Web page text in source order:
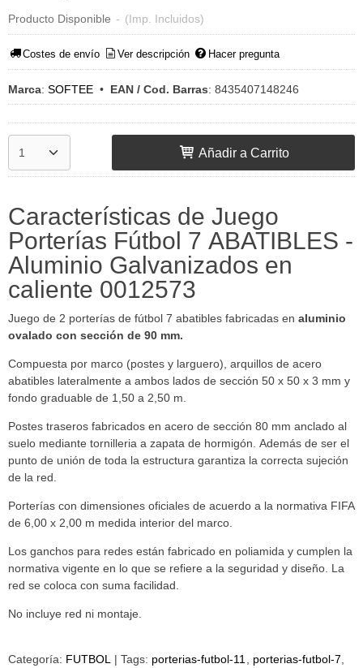
Producto Disponible - (Imp. Incluidos)
Costes de envío Ver descripción Hacer pregunta
Marca: SOFTEE • EAN / Cod. Barras: 8435407148246
Añadir a Carrito
Características de Juego
Porterías Fútbol 7 ABATIBLES -
Aluminio Galvanizados en
caliente 0012573
Juego de 2 porterías de fútbol 7 abatibles fabricadas en aluminio
ovalado con sección de 90 mm.
Compuesta por marco (postes y larguero), arquillos de acero
abatibles lateralmente a ambos lados de sección 50 x 50 x 3 mm y
fondo graduable de 1,50 a 2,50 m.
Postes traseros fabricados en acero de sección 80 mm anclado al
suelo mediante tornilleria a zapata de hormigón. Además de ser el
punto de unión de toda la estructura garantiza la correcta sujeción
de la red.
Porterías con dimensiones oficiales de acuerdo a la normativa FIFA
de 6,00 x 2,00 m medida interior del marco.
Los ganchos para redes están fabricado en poliamida y cumplen la
normativa vigente en lo que se refiere a la seguridad y diseño. La
red se coloca con suma facilidad.
No incluye red ni montaje.
Categoría: FUTBOL | Tags: porterias-futbol-11
porterias-futbol-7